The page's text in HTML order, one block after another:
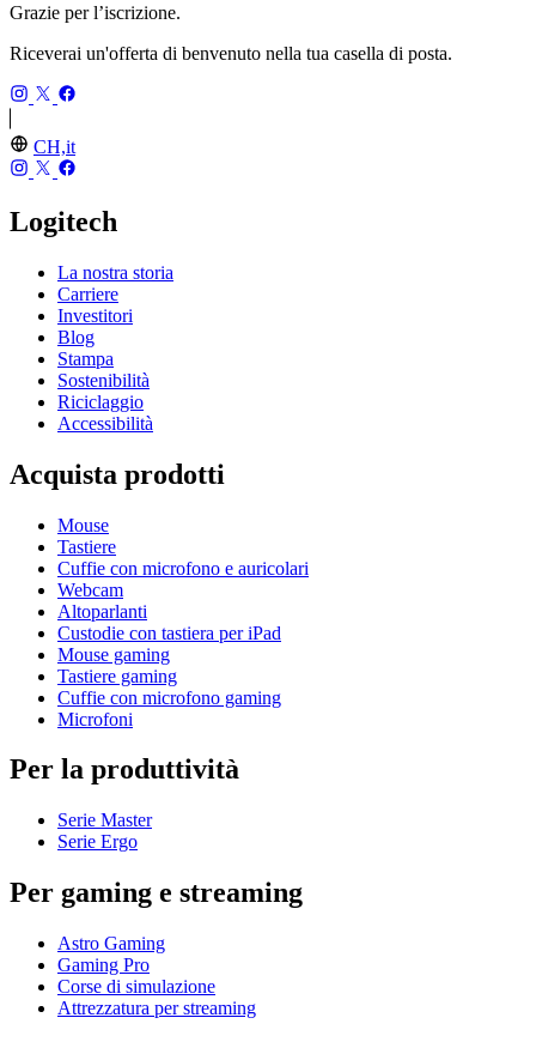
Grazie per l’iscrizione.
Riceverai un'offerta di benvenuto nella tua casella di posta.
CH,it
Logitech
La nostra storia
Carriere
Investitori
Blog
Stampa
Sostenibilità
Riciclaggio
Accessibilità
Acquista prodotti
Mouse
Tastiere
Cuffie con microfono e auricolari
Webcam
Altoparlanti
Custodie con tastiera per iPad
Mouse gaming
Tastiere gaming
Cuffie con microfono gaming
Microfoni
Per la produttività
Serie Master
Serie Ergo
Per gaming e streaming
Astro Gaming
Gaming Pro
Corse di simulazione
Attrezzatura per streaming